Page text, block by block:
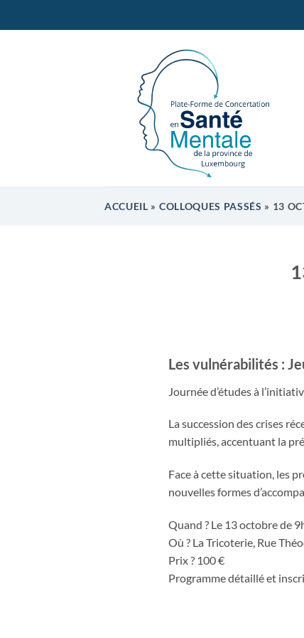
ACCUEIL » COLLOQUES PASSÉS » 13
Les vulnérabilités :
Journée d’études à
La succession des crises
multipliés, accentuant la
Face à cette situation, les
nouvelles formes
Quand ? Le 13 octobre de
Où ? La Tricoterie, Rue
Prix ? 100 €
Programme détaillé et